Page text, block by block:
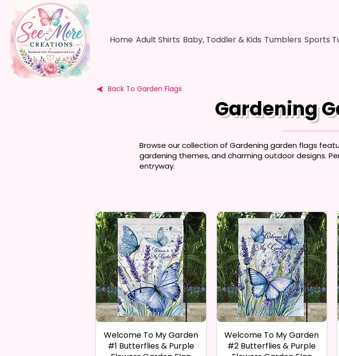
Home Adult Shirts Baby, Toddler & Kids Tumblers Sports
Back To Garden Flags
Gardening
Welcome To My Garden
#1 Butterflies & Purple
Welcome To My Garden
#2 Butterflies & Purple
Browse our collection of Gardening garden flags
gardening themes, and charming outdoor designs.
entryway.